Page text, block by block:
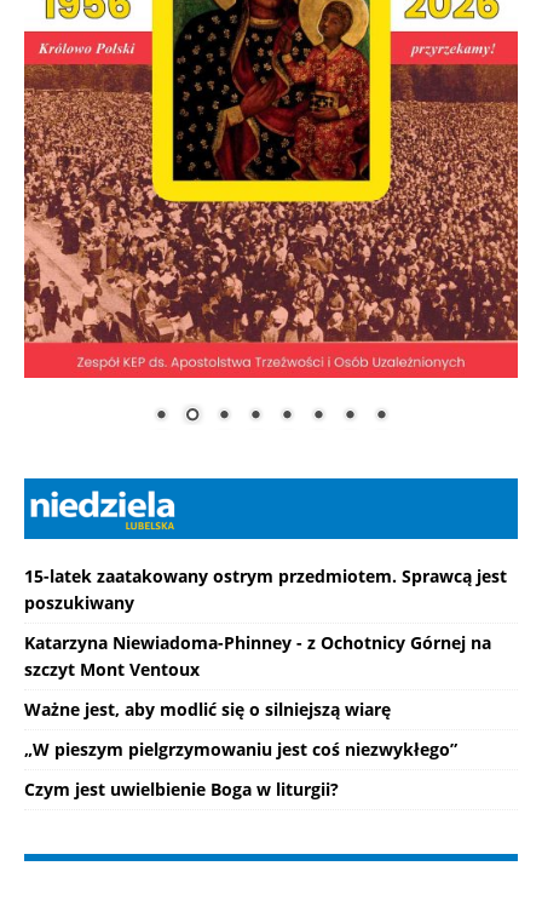
15-latek zaatakowany ostrym przedmiotem. Sprawcą jest
poszukiwany
Katarzyna Niewiadoma-Phinney - z Ochotnicy Górnej na
szczyt Mont Ventoux
Ważne jest, aby modlić się o silniejszą wiarę
„W pieszym pielgrzymowaniu jest coś niezwykłego”
Czym jest uwielbienie Boga w liturgii?